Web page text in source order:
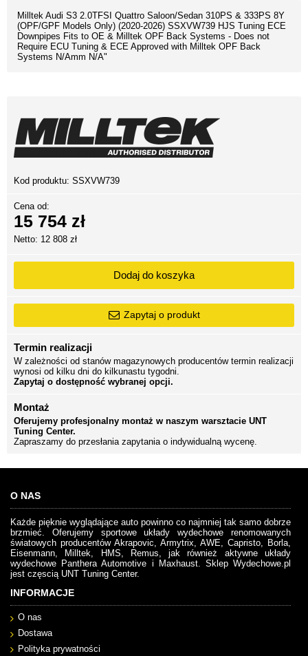
Milltek Audi S3 2.0TFSI Quattro Saloon/Sedan 310PS & 333PS 8Y
(OPF/GPF Models Only) (2020-2026) SSXVW739 HJS Tuning ECE
Downpipes Fits to OE & Milltek OPF Back Systems - Does not
Require ECU Tuning & ECE Approved with Milltek OPF Back
Systems N/Amm N/A"
Kod produktu: SSXVW739
Cena od:
15 754 zł
Netto: 12 808 zł
Dodaj do koszyka
Zapytaj o produkt
Termin realizacji
W zależności od stanów magazynowych producentów termin realizacji
wynosi od kilku dni do kilkunastu tygodni.
Zapytaj o dostępność wybranej opcji.
Montaż
Oferujemy profesjonalny montaż w naszym warsztacie UNT
Tuning Center.
Zapraszamy do przesłania zapytania o indywidualną wycenę.
O NAS
Każde pięknie wyglądające auto powinno co najmniej tak samo dobrze
brzmieć. Oferujemy sportowe układy wydechowe renomowanych
światowych producentów Akrapovic, Armytrix, AWE, Capristo, Borla,
Eisenmann, Milltek, HMS, Remus, jak również aktywne układy
wydechowe Panthera Automotive i Maxhaust. Sklep Wydechowe.pl
jest częscią UNT Tuning Center.
INFORMACJE
O nas
Dostawa
Polityka prywatności